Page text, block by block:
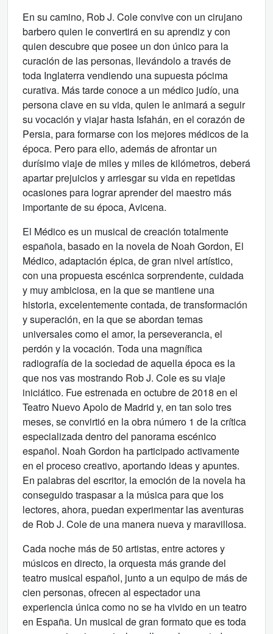
En su camino, Rob J. Cole convive con un cirujano
barbero quien le convertirá en su aprendiz y con
quien descubre que posee un don único para la
curación de las personas, llevándolo a través de
toda Inglaterra vendiendo una supuesta pócima
curativa. Más tarde conoce a un médico judío, una
persona clave en su vida, quien le animará a seguir
su vocación y viajar hasta Isfahán, en el corazón de
Persia, para formarse con los mejores médicos de la
época. Pero para ello, además de afrontar un
durísimo viaje de miles y miles de kilómetros, deberá
apartar prejuicios y arriesgar su vida en repetidas
ocasiones para lograr aprender del maestro más
importante de su época, Avicena.
El Médico es un musical de creación totalmente
española, basado en la novela de Noah Gordon, El
Médico, adaptación épica, de gran nivel artístico,
con una propuesta escénica sorprendente, cuidada
y muy ambiciosa, en la que se mantiene una
historia, excelentemente contada, de transformación
y superación, en la que se abordan temas
universales como el amor, la perseverancia, el
perdón y la vocación. Toda una magnífica
radiografía de la sociedad de aquella época es la
que nos vas mostrando Rob J. Cole es su viaje
iniciático. Fue estrenada en octubre de 2018 en el
Teatro Nuevo Apolo de Madrid y, en tan solo tres
meses, se convirtió en la obra número 1 de la crítica
especializada dentro del panorama escénico
español. Noah Gordon ha participado activamente
en el proceso creativo, aportando ideas y apuntes.
En palabras del escritor, la emoción de la novela ha
conseguido traspasar a la música para que los
lectores, ahora, puedan experimentar las aventuras
de Rob J. Cole de una manera nueva y maravillosa.
Cada noche más de 50 artistas, entre actores y
músicos en directo, la orquesta más grande del
teatro musical español, junto a un equipo de más de
cien personas, ofrecen al espectador una
experiencia única como no se ha vivido en un teatro
en España. Un musical de gran formato que es toda